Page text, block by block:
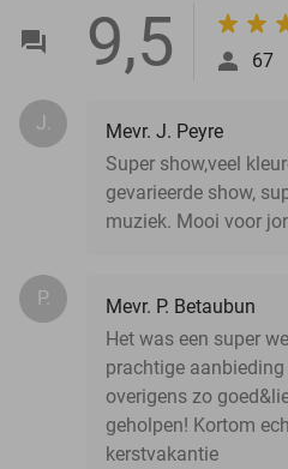
9,5 67
J.
Mevr. J. Peyre
Super show,veel
gevarieerde show,
muziek. Mooi voor
P.
Mevr. P. Betaubun
Het was een super
prachtige
overigens zo
geholpen! Kortom
kerstvakantie